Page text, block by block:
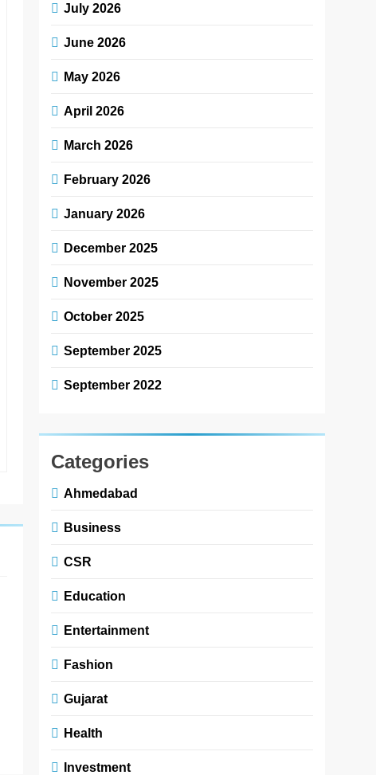
July 2026
June 2026
May 2026
April 2026
March 2026
February 2026
January 2026
December 2025
November 2025
October 2025
September 2025
September 2022
Categories
Ahmedabad
Business
CSR
Education
Entertainment
Fashion
Gujarat
Health
Investment